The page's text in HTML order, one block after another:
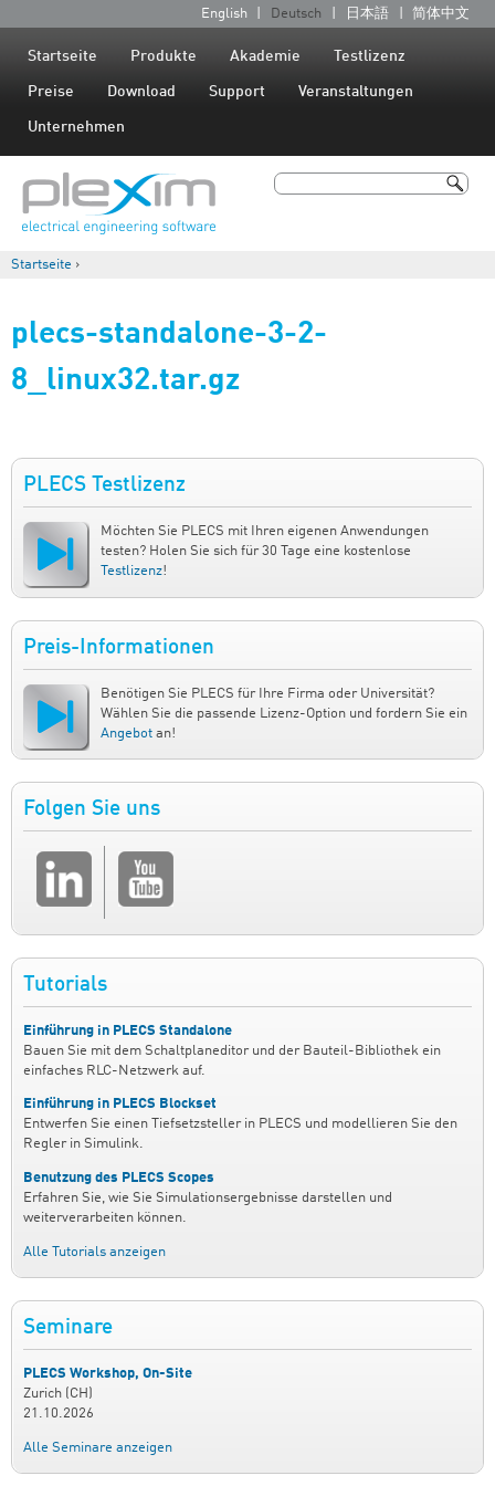
Jump to navigation
S
e
n
English Deutsch 日本語 简体中文
Startseite Produkte Akademie Testlizenz
Preise Download Support Veranstaltungen
Unternehmen
Suche
Startseite ›
plecs-standalone-3-2-
8_linux32.tar.gz
PLECS Testlizenz
Möchten Sie PLECS mit Ihren eigenen Anwendungen
testen? Holen Sie sich für 30 Tage eine kostenlose
Testlizenz!
Preis-Informationen
Benötigen Sie PLECS für Ihre Firma oder Universität?
Wählen Sie die passende Lizenz-Option und fordern Sie ein
Angebot an!
Folgen Sie uns
Tutorials
Einführung in PLECS Standalone
Bauen Sie mit dem Schaltplaneditor und der Bauteil-Bibliothek ein
einfaches RLC-Netzwerk auf.
Einführung in PLECS Blockset
Entwerfen Sie einen Tiefsetzsteller in PLECS und modellieren Sie den
Regler in Simulink.
Benutzung des PLECS Scopes
Erfahren Sie, wie Sie Simulationsergebnisse darstellen und
weiterverarbeiten können.
Alle Tutorials anzeigen
Seminare
PLECS Workshop, On-Site
Zurich (CH)
21.10.2026
Alle Seminare anzeigen